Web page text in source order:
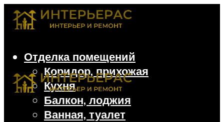
Отделка помещений
Коридор, прихожая
Кухня
Балкон, лоджия
Ванная, туалет